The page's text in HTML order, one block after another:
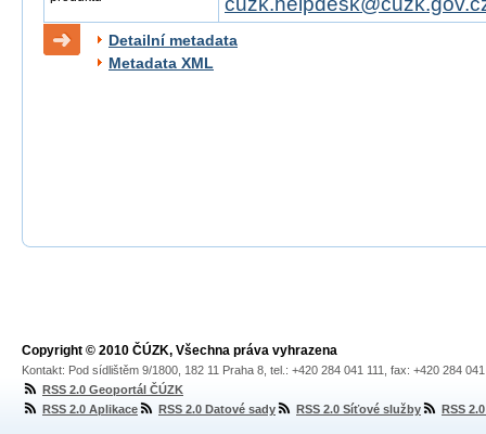
Detailní metadata
Metadata XML
Copyright © 2010 ČÚZK, Všechna práva vyhrazena
Kontakt: Pod sídlištěm 9/1800, 182 11 Praha 8, tel.: +420 284 041 111, fax: +420 284
RSS 2.0 Geoportál ČÚZK
RSS 2.0 Aplikace
RSS 2.0 Datové sady RSS 2.0 Síťové služby RSS